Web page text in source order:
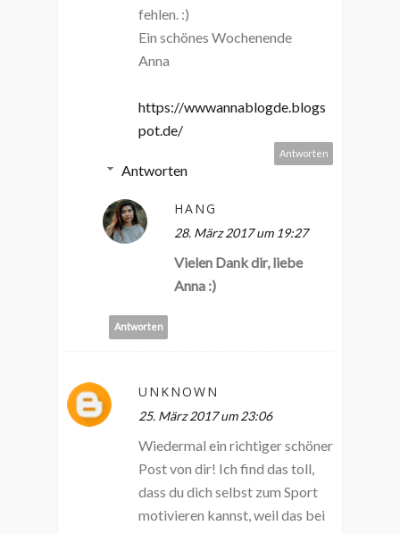
fehlen. :)
Ein schönes Wochenende
Anna
https://wwwannablogde.blogs
pot.de/
Antworten
Antworten
HANG
28. März 2017 um 19:27
Vielen Dank dir, liebe
Anna :)
Antworten
UNKNOWN
25. März 2017 um 23:06
Wiedermal ein richtiger schöner
Post von dir! Ich find das toll,
dass du dich selbst zum Sport
motivieren kannst, weil das bei